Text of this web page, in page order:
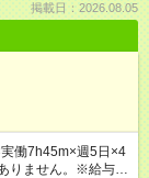
掲載日：2026.08.05
働7h45m×週5日×4
りません。※給与即